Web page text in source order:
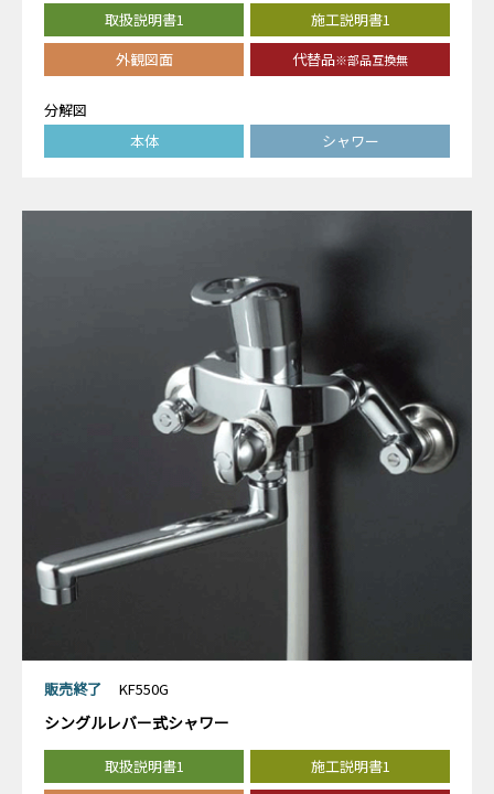
取扱説明書1
施工説明書1
外観図面
代替品※部品互換無
分解図
本体
シャワー
販売終了 KF550G
シングルレバー式シャワー
取扱説明書1
施工説明書1